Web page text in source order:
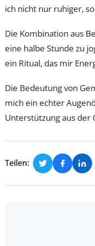
ich nicht nur ruhiger,
Die Kombination aus
eine halbe Stunde zu
ein Ritual, das mir
Die Bedeutung von
mich ein echter
Unterstützung aus der
Teilen: